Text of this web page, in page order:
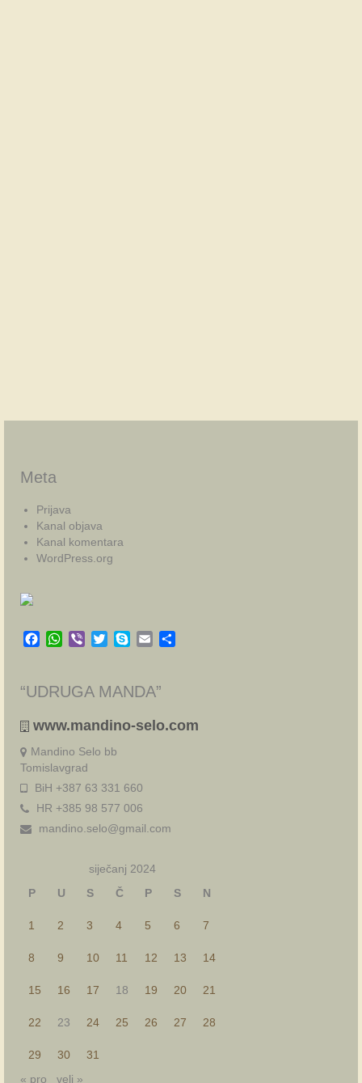
Meta
Prijava
Kanal objava
Kanal komentara
WordPress.org
Facebook
WhatsApp
Viber TwitterSkypeEmail
“UDRUGA MANDA”
www.mandino-selo.com
Mandino Selo bb
Tomislavgrad
BiH +387 63 331 660
HR +385 98 577 006
mandino.selo@gmail.com
siječanj 2024
P
U S Č P S N
1 2 3 4 5 6 7
8 9 10 11 12 13 14
15 16 17 18 19 20 21
22 23 24 25 26 27 28
29 30
31
« pro
velj »